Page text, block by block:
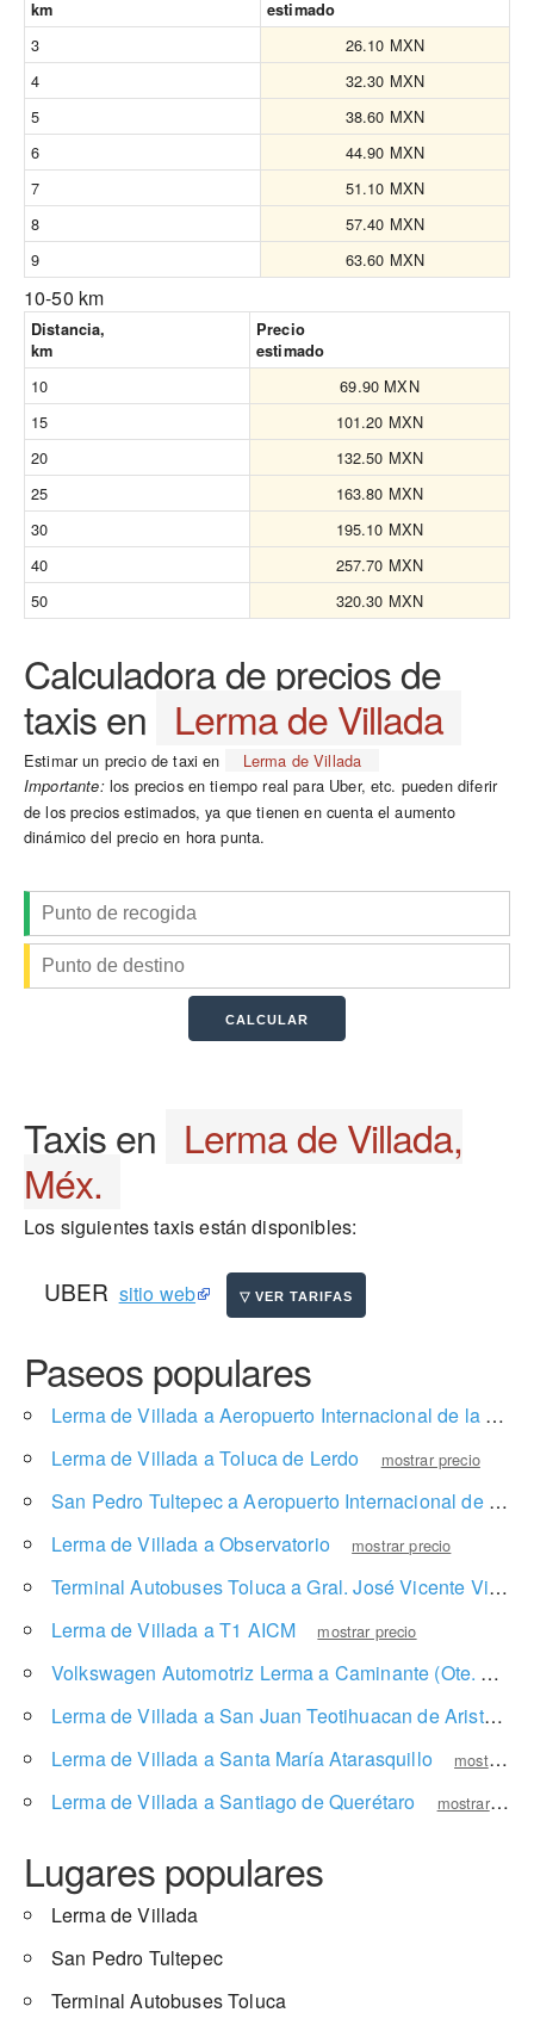
km estimado
3
26.10 MXN
4
32.30 MXN
5
38.60 MXN
6
44.90 MXN
7
51.10 MXN
8
57.40 MXN
9
63.60 MXN
10-50 km
Distancia,
km
Precio
estimado
10
69.90 MXN
15
101.20 MXN
20
132.50 MXN
25
163.80 MXN
30
195.10 MXN
40
257.70 MXN
50
320.30 MXN
Calculadora de precios de
taxis en Lerma de Villada
Estimar un precio de taxi en Lerma de Villada
Importante:los precios en tiempo real para Uber, etc. pueden diferir
de los precios estimados, ya que tienen en cuenta el aumento
dinámico del precio en hora punta.
Taxis en Lerma de Villada,
Méx.
Los siguientes taxis están disponibles:
UBER sitio web
Paseos populares
Lerma de Villada a Aeropuerto Internacional de la Ciudad de México
Lerma de Villada a Toluca de Lerdo
mostrar precio
San Pedro Tultepec a Aeropuerto Internacional de la Ciudad de México
Lerma de Villada a Observatorio
mostrar precio
Terminal Autobuses Toluca a Gral. José Vicente Villada 322
Lerma de Villada a T1 AICM
mostrar precio
Volkswagen Automotriz Lerma a Caminante (Ote. Comonfort)
Lerma de Villada a San Juan Teotihuacan de Arista
Lerma de Villada a Santa María Atarasquillo mostrar precio
Lerma de Villada a Santiago de Querétaro mostrar precio
Lugares populares
Lerma de Villada
San Pedro Tultepec
Terminal Autobuses Toluca